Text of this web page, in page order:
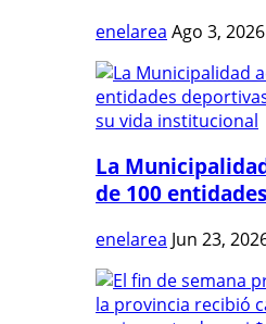
enelarea Ago 3, 2026
La
de 100
enelarea Jun 23,